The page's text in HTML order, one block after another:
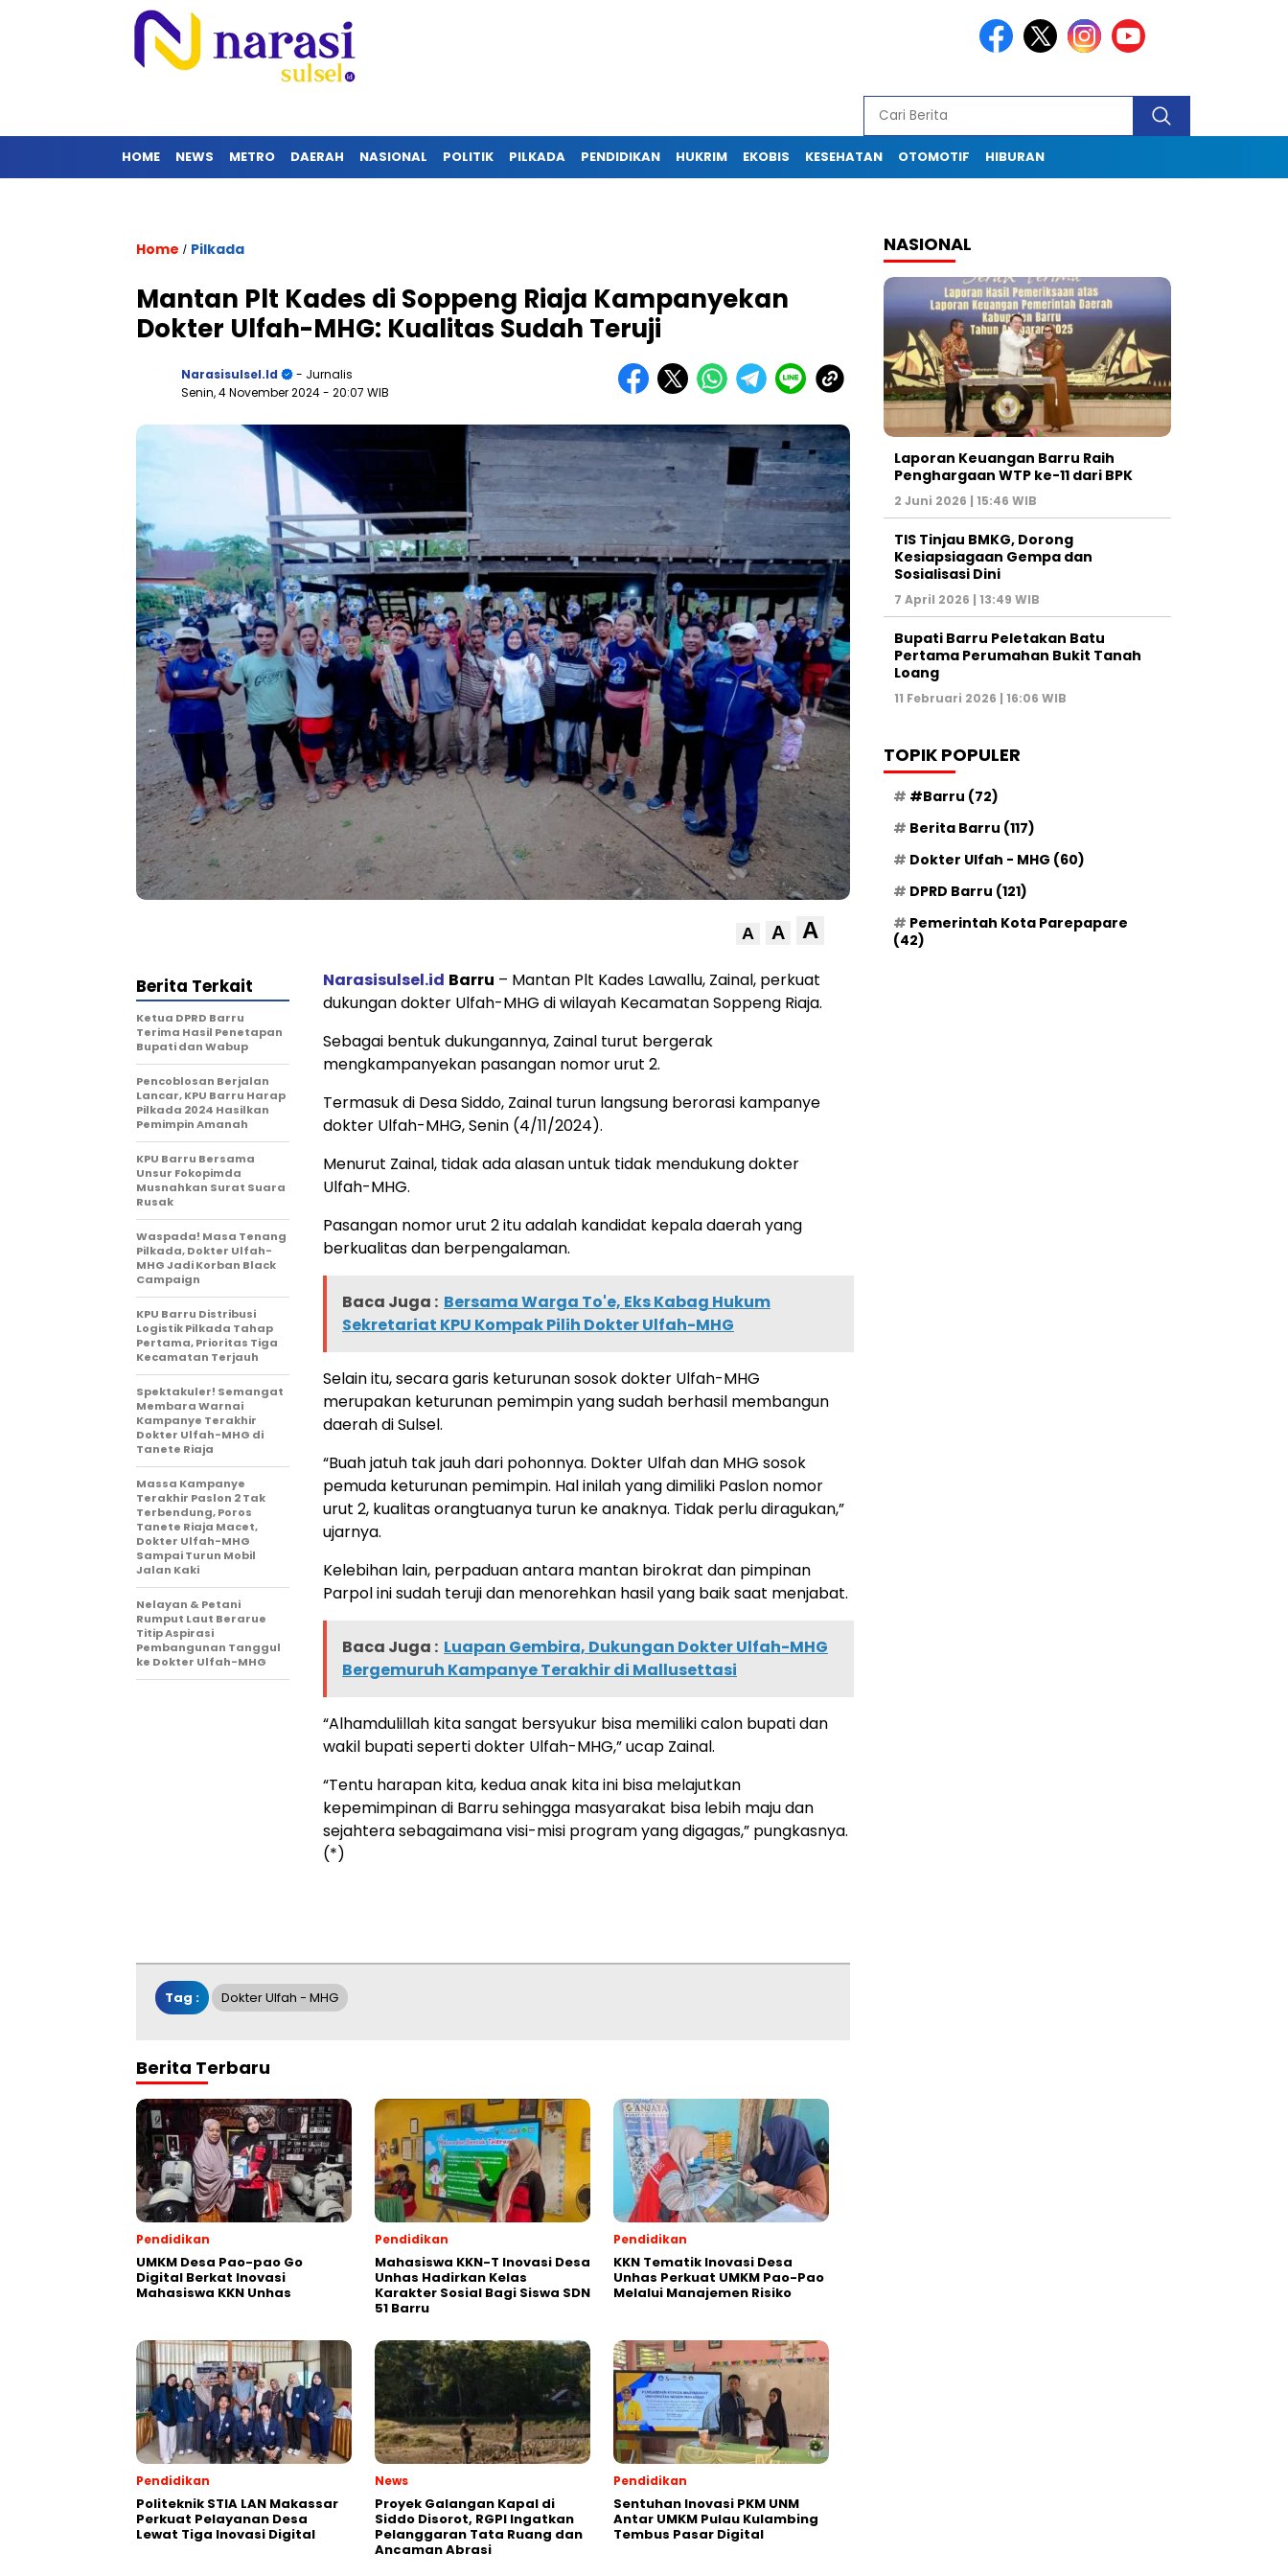
HOME NEWS METRO DAERAH NASIONAL POLITIK PILKADA PENDIDIKAN HUKRIM EKOBIS KESEHATAN OTOMOTIF HIBURAN
Home / Pilkada
Mantan Plt Kades di Soppeng Riaja Kampanyekan
Dokter Ulfah-MHG: Kualitas Sudah Teruji
Narasisulsel.id
- Jurnalis
Senin, 4 November 2024- 20:07 WIB
A A A
Narasisulsel.id Barru – Mantan Plt Kades Lawallu, Zainal, perkuat
dukungan dokter Ulfah-MHG di wilayah Kecamatan Soppeng Riaja.
Sebagai bentuk dukungannya, Zainal turut bergerak
mengkampanyekan pasangan nomor urut 2.
Termasuk di Desa Siddo, Zainal turun langsung berorasi kampanye
dokter Ulfah-MHG, Senin (4/11/2024).
Menurut Zainal, tidak ada alasan untuk tidak mendukung dokter
Ulfah-MHG.
Pasangan nomor urut 2 itu adalah kandidat kepala daerah yang
berkualitas dan berpengalaman.
Baca Juga : Bersama Warga To'e, Eks Kabag Hukum
Sekretariat KPU Kompak Pilih Dokter Ulfah-MHG
Selain itu, secara garis keturunan sosok dokter Ulfah-MHG
merupakan keturunan pemimpin yang sudah berhasil membangun
daerah di Sulsel.
“Buah jatuh tak jauh dari pohonnya. Dokter Ulfah dan MHG sosok
pemuda keturunan pemimpin. Hal inilah yang dimiliki Paslon nomor
urut 2, kualitas orangtuanya turun ke anaknya. Tidak perlu diragukan,”
ujarnya.
Kelebihan lain, perpaduan antara mantan birokrat dan pimpinan
Parpol ini sudah teruji dan menorehkan hasil yang baik saat menjabat.
Baca Juga : Luapan Gembira, Dukungan Dokter Ulfah-MHG
Bergemuruh Kampanye Terakhir di Mallusettasi
“Alhamdulillah kita sangat bersyukur bisa memiliki calon bupati dan
wakil bupati seperti dokter Ulfah-MHG,” ucap Zainal.
“Tentu harapan kita, kedua anak kita ini bisa melajutkan
kepemimpinan di Barru sehingga masyarakat bisa lebih maju dan
sejahtera sebagaimana visi-misi program yang digagas,” pungkasnya.
(*)
Berita Terkait
Ketua DPRD Barru
Terima Hasil Penetapan
Bupati dan Wabup
Pencoblosan Berjalan
Lancar, KPU Barru Harap
Pilkada 2024 Hasilkan
Pemimpin Amanah
KPU Barru Bersama
Unsur Fokopimda
Musnahkan Surat Suara
Rusak
Waspada! Masa Tenang
Pilkada, Dokter Ulfah-
MHG Jadi Korban Black
Campaign
KPU Barru Distribusi
Logistik Pilkada Tahap
Pertama, Prioritas Tiga
Kecamatan Terjauh
Spektakuler! Semangat
Membara Warnai
Kampanye Terakhir
Dokter Ulfah-MHG di
Tanete Riaja
Massa Kampanye
Terakhir Paslon 2 Tak
Terbendung, Poros
Tanete Riaja Macet,
Dokter Ulfah-MHG
Sampai Turun Mobil
Jalan Kaki
Nelayan & Petani
Rumput Laut Berarue
Titip Aspirasi
Pembangunan Tanggul
ke Dokter Ulfah-MHG
Tag : Dokter Ulfah - MHG
Berita Terbaru
Pendidikan
UMKM Desa Pao-pao Go
Digital Berkat Inovasi
Mahasiswa KKN Unhas
Pendidikan
Mahasiswa KKN-T Inovasi Desa
Unhas Hadirkan Kelas
Karakter Sosial Bagi Siswa SDN
51 Barru
Pendidikan
KKN Tematik Inovasi Desa
Unhas Perkuat UMKM Pao-Pao
Melalui Manajemen Risiko
Pendidikan
Politeknik STIA LAN Makassar
Perkuat Pelayanan Desa
Lewat Tiga Inovasi Digital
News
Proyek Galangan Kapal di
Siddo Disorot, RGPI Ingatkan
Pelanggaran Tata Ruang dan
Ancaman Abrasi
Pendidikan
Sentuhan Inovasi PKM UNM
Antar UMKM Pulau Kulambing
Tembus Pasar Digital
NASIONAL
Laporan Keuangan Barru Raih
Penghargaan WTP ke-11 dari BPK
2 Juni 2026 | 15:46 WIB
TIS Tinjau BMKG, Dorong
Kesiapsiagaan Gempa dan
Sosialisasi Dini
7 April 2026 | 13:49 WIB
Bupati Barru Peletakan Batu
Pertama Perumahan Bukit Tanah
Loang
11 Februari 2026 | 16:06 WIB
TOPIK POPULER
#Barru (72)
Berita Barru (117)
Dokter Ulfah - MHG (60)
DPRD Barru (121)
Pemerintah Kota Parepapare
(42)